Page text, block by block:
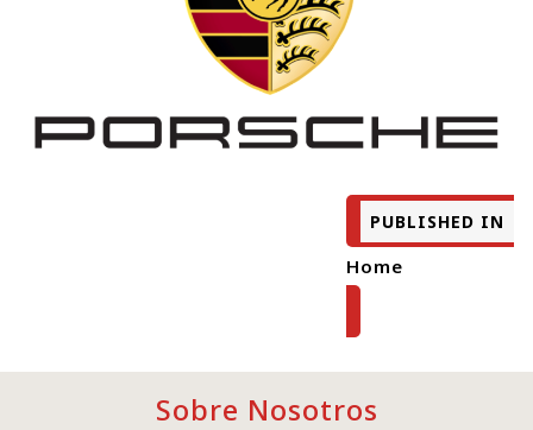
PUBLISHED IN
Home
Sobre Nosotros